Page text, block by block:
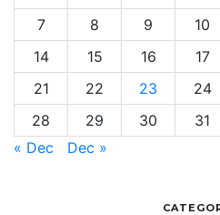
7
8 9 10
14
15 16 17
21
22 23 24
28
29 30
31
« Dec
Dec »